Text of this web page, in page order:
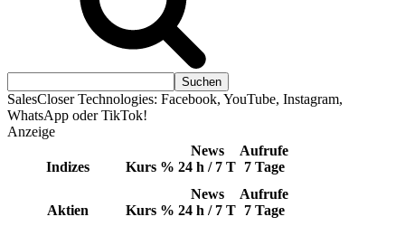
SalesCloser Technologies: Facebook, YouTube, Instagram,
WhatsApp oder TikTok!
Anzeige
Indizes Kurs %
News
24 h / 7 T
Aufrufe
7 Tage
Aktien Kurs %
News
24 h / 7 T
Aufrufe
7 Tage